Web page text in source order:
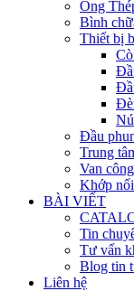
Ống
Bình
Thiết bị
Đầu
Trung
Van
Khớp
BÀI VIẾT
Tin
Tư vấn
Blog tin
Liên hệ